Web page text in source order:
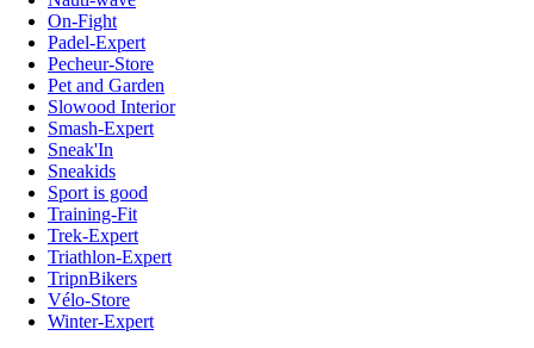
On-Fight
Padel-Expert
Pecheur-Store
Pet and Garden
Slowood Interior
Smash-Expert
Sneak'In
Sneakids
Sport is good
Training-Fit
Trek-Expert
Triathlon-Expert
TripnBikers
Vélo-Store
Winter-Expert